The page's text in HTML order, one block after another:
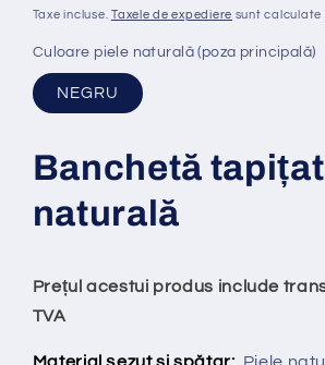
obișnuit
Taxe incluse.Taxele de expediere sunt calculate
Culoare piele naturală (poza principală)
NEGRU
Banchetă tapițat
naturală
Prețul acestui produs include
TVA